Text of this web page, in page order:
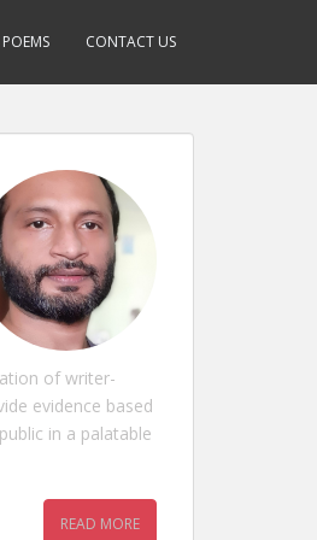
POEMS CONTACT US
of writer-
evidence based
in a palatable
READ MORE